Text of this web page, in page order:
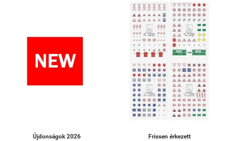
Újdonságok 2026 Frissen érkezett